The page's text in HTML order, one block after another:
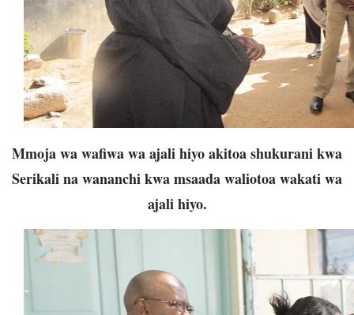
Mmoja wa wafiwa wa ajali hiyo akitoa shukurani kwa
Serikali na wananchi kwa msaada waliotoa wakati wa
ajali hiyo.